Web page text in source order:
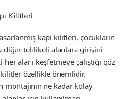
Kilitleri
kapı kilitleri, çocukların
diğer tehlikeli alanlara girişini
alanı keşfetmeye çalıştığı göz
kilitler özellikle önemlidir.
ne kadar kolay